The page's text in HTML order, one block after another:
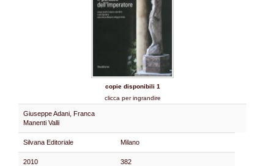
copie disponibili 1
clicca per ingrandire
Giuseppe Adani, Franca
Manenti Valli
Silvana Editoriale Milano
2010 382